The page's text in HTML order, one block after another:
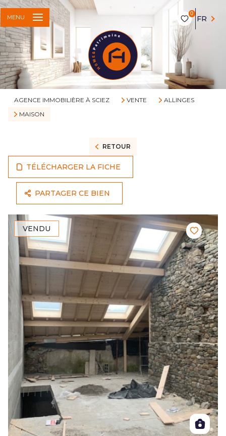
0
FR
MENU
AGENCE IMMOBILIÈRE À SCIEZ VENTE
ALLINGES
MAISON
RETOUR
TÉLÉCHARGER LA FICHE
PARTAGER CE BIEN
VENDU